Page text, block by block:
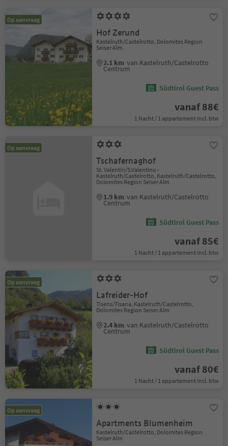
Op aanvraag
Hof Zerund
Kastelruth/Castelrotto, Dolomites Region
Seiser Alm
2.1 km van Kastelruth/Castelrotto
Centrum
Südtirol Guest Pass
vanaf 88€
1 Nacht / 1 appartement Incl. btw
Op aanvraag
Tschafernaghof
St. Valentin/S.Valentino -
Kastelruth/Castelrotto, Kastelruth/Castelrotto,
Dolomites Region Seiser Alm
1.9 km van Kastelruth/Castelrotto
Centrum
Südtirol Guest Pass
vanaf 85€
1 Nacht / 1 appartement Incl. btw
Op aanvraag
Lafreider-Hof
Tisens/Tisana, Kastelruth/Castelrotto,
Dolomites Region Seiser Alm
2.4 km van Kastelruth/Castelrotto
Centrum
Südtirol Guest Pass
vanaf 80€
1 Nacht / 1 appartement Incl. btw
Op aanvraag
Apartments Blumenheim
Kastelruth/Castelrotto, Dolomites Region
Seiser Alm